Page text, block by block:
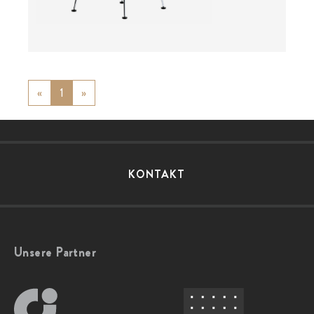
« Previous
1 »
KONTAKT
Unsere Partner